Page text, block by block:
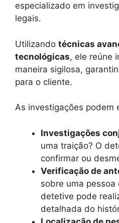
especializado em
legais.
Utilizando técnicas
tecnológicas, ele reúne
maneira sigilosa,
para o cliente.
As investigações podem
Investigações
uma traição? O
confirmar ou
Verificação de
sobre uma pessoa
detetive pode
detalhada do